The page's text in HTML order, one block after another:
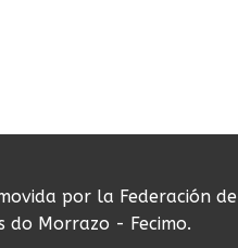
por la Federación de
do Morrazo - Fecimo.